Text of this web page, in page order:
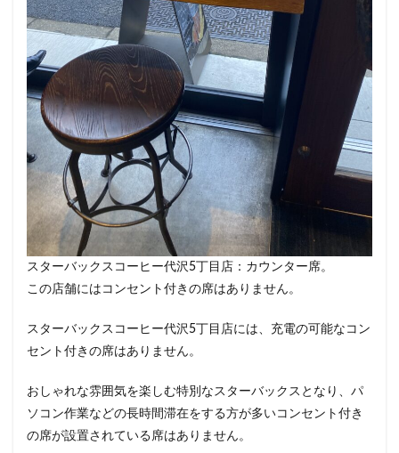
スターバックスコーヒー代沢5丁目店：カウンター席。
この店舗にはコンセント付きの席はありません。
スターバックスコーヒー代沢5丁目店には、充電の可能なコン
セント付きの席はありません。
おしゃれな雰囲気を楽しむ特別なスターバックスとなり、パ
ソコン作業などの長時間滞在をする方が多いコンセント付き
の席が設置されている席はありません。